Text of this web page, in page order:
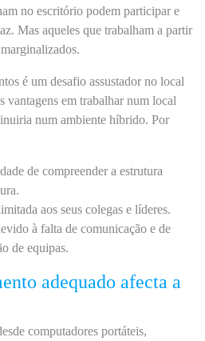
no escritório podem participar e
Mas aqueles que trabalham a partir
é um desafio assustador no local
vantagens em trabalhar num local
num ambiente híbrido. Por
de compreender a estrutura
aos seus colegas e líderes.
à falta de comunicação e de
de equipas.
adequado afecta a
computadores portáteis,